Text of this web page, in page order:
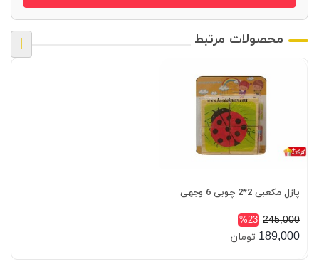
محصولات مرتبط
پازل مکعبی 2*2 چوبی 6 وجهی
245,000
%23
189,000 تومان